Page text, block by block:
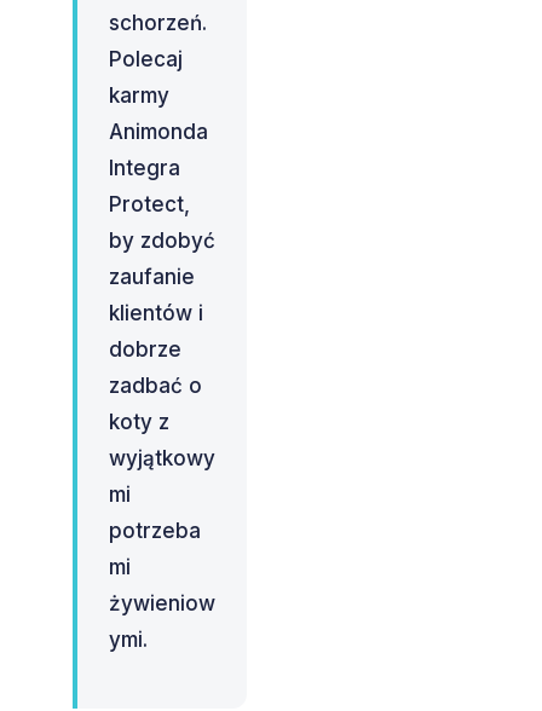
schorzeń.
Polecaj
karmy
Animonda
Integra
Protect,
by zdobyć
zaufanie
klientów i
dobrze
zadbać o
koty z
wyjątkowy
mi
potrzeba
mi
żywieniow
ymi.